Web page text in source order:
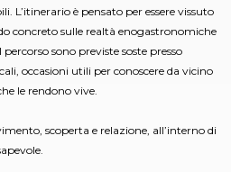
L’itinerario è pensato per essere vissuto
concreto sulle realtà enogastronomiche
sono previste soste presso
occasioni utili per conoscere da vicino
le rendono vive.
scoperta e relazione, all’interno di